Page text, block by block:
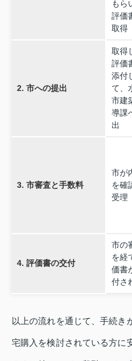
もら
評価
取得
2. 市への提出
取得
評価
添付
て、
市建
導課
出
3. 市審査と手数料
市が
を確
受理
4. 評価書の交付
市の
を経
価書
付さ
以上の流れを通じて、手続き
宅購入を検討されている方に